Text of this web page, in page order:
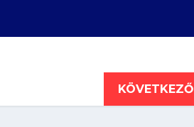
KÖVETKEZŐ